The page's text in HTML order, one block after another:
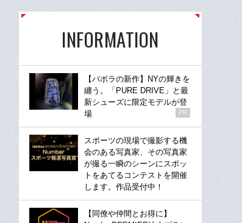
INFORMATION
【バボラの新作】NYの輝きを
纏う。「PURE DRIVE」と最
新シューズに限定モデルが登
場
PR
スポーツの現場で撮影する機
会のある写真家、その写真家
が撮る一瞬のシーンにスポッ
トをあてるコンテストを開催
します。作品受付中！
【同僚や仲間とお得に】